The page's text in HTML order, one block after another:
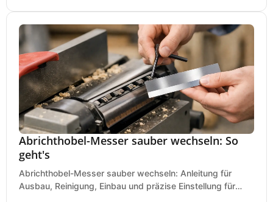
Abrichthobel-Messer sauber wechseln: So
geht's
Abrichthobel-Messer sauber wechseln: Anleitung für
Ausbau, Reinigung, Einbau und präzise Einstellung für